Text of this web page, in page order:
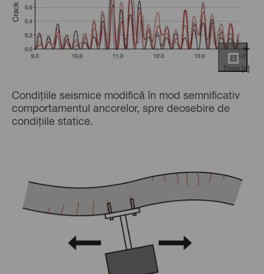
Condițiile seismice modifică în mod semnificativ
comportamentul ancorelor, spre deosebire de
condițiile statice.